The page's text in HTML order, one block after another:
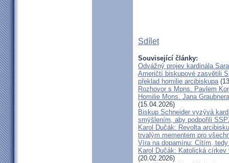
Sdílet
Související články:
Odvážný projev kardinála
Američtí biskupové zasvětili
překlad homilie arcibiskupa
Rozhovor s Mpns. Pavlem
Homilie Mons. Jana
(15.04.2026)
Biskup Schneider vyzývá
smýšlením, aby podpořili
Karol Dučák: Revolta
trvalým mementem pro
Víra na dopamínu: Cítím,
Karol Dučák: Katolická
(20.02.2026)